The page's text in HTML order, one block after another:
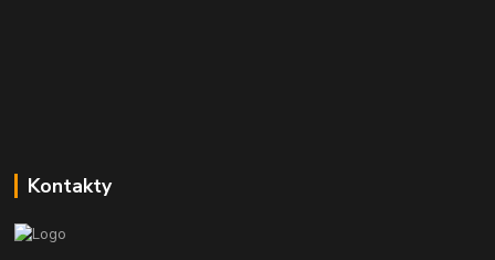
Kontakty